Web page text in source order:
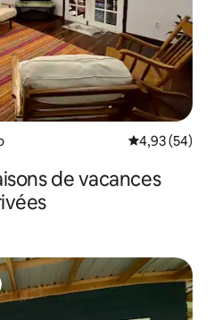
Évaluation
4,93 (54)
de vacances